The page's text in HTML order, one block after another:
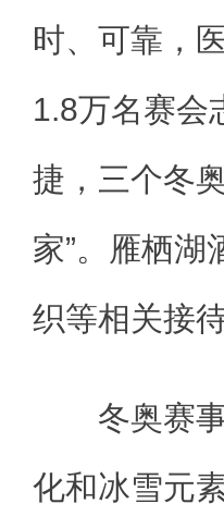
时、可靠，
1.8万名赛会
捷，三个冬
家”。雁栖湖
织等相关接
冬奥赛事
化和冰雪元